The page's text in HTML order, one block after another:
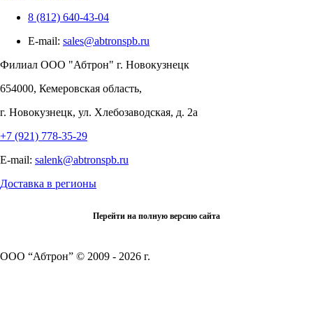
8 (812) 640-43-04
E-mail: sales@abtronspb.ru
Филиал OOO "Абтрон" г. Новокузнецк
654000, Кемеровская область,
г. Новокузнецк, ул. Хлебозаводская, д. 2а
+7 (921) 778-35-29
E-mail: salenk@abtronspb.ru
Доставка в регионы
Перейти на полную версию сайта
ООО “Абтрон” © 2009 - 2026 г.